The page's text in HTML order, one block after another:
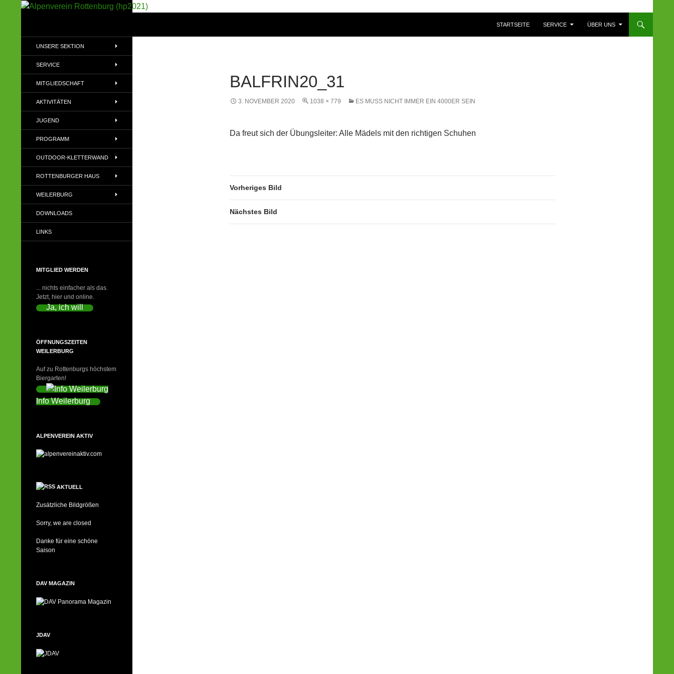
STARTSEITE
SERVICE ÜBER UNS
BALFRIN20_31
3. NOVEMBER 2020 1038 × 779 ES MUSS NICHT IMMER EIN 4000ER SEIN
Da freut sich der Übungsleiter: Alle Mädels mit den richtigen Schuhen
Vorheriges Bild
Nächstes Bild
(DAV)
UNSERE SEKTION
SERVICE
MITGLIEDSCHAFT
AKTIVITÄTEN
JUGEND
PROGRAMM
OUTDOOR-KLETTERWAND
ROTTENBURGER HAUS
WEILERBURG
DOWNLOADS
LINKS
MITGLIED WERDEN
... nichts einfacher als das.
Jetzt, hier und online.
Ja, ich will
ÖFFNUNGSZEITEN
WEILERBURG
Auf zu Rottenburgs höchstem
Biergarten!
Info Weilerburg
ALPENVEREIN AKTIV
AKTUELL
Zusätzliche Bildgrößen
Sorry, we are closed
Danke für eine schöne
Saison
DAV MAGAZIN
JDAV